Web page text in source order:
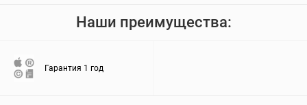
Наши преимущества:
Гарантия 1 год